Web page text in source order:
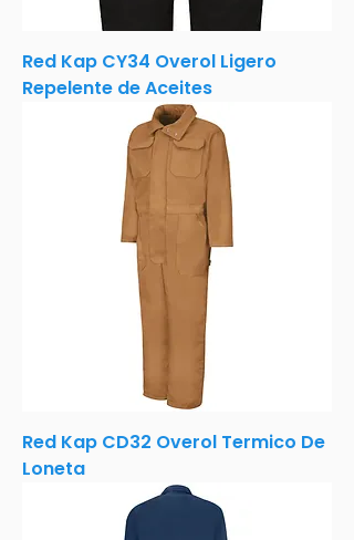
Red Kap CY34 Overol Ligero
Repelente de Aceites
Red Kap CD32 Overol Termico De
Loneta